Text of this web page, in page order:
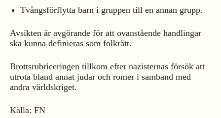
Tvångsförflytta barn i gruppen till en annan grupp.
Avsikten är avgörande för att ovanstående handlingar
ska kunna definieras som folkrätt.
Brottsrubriceringen tillkom efter nazisternas försök att
utrota bland annat judar och romer i samband med
andra världskriget.
Källa: FN